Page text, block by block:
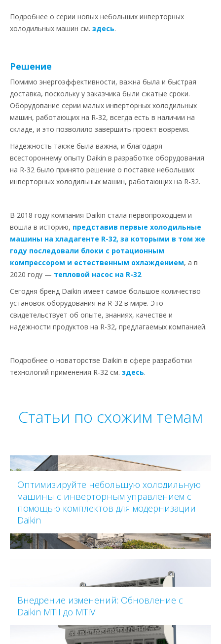
Подробнее о серии новых небольших инверторных
холодильных машин см. здесь.
Решение
Помимо энергоэффективности, важна была и быстрая
доставка, поскольку у заказчика были сжатые сроки.
Оборудование серии малых инверторных холодильных
машин, работающих на R-32, всегда есть в наличии на
складе, и это позволило завершить проект вовремя.
Надежность также была важна, и благодаря
всестороннему опыту Daikin в разработке оборудования
на R-32 было принято решение о поставке небольших
инверторных холодильных машин, работающих на R-32.
В 2018 году компания Daikin стала первопроходцем и
вошла в историю, представив первые холодильные
машины на хладагенте R-32, за которыми в том же
году последовали блоки с ротационным
компрессором и естественным охлаждением, а в
2020 году — тепловой насос на R-32.
Сегодня бренд Daikin имеет самое большое количество
установок оборудования на R-32 в мире. Это
свидетельствует об опыте, знаниях, качестве и
надежности продуктов на R-32, предлагаемых компанией.
Подробнее о новаторстве Daikin в сфере разработки
технологий применения R-32 см. здесь.
Статьи по схожим темам
Оптимизируйте небольшую холодильную
машины с инверторным управлением с
помощью комплектов для модернизации
Daikin
Внедрение изменений: Обновление с
Daikin MTII до MTIV